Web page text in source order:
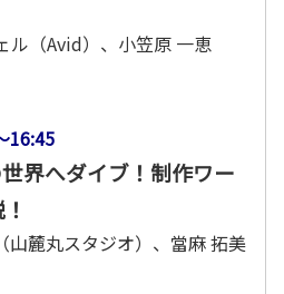
ル（Avid）、小笠原 一恵
16:45
界へダイブ！制作ワー
麓丸スタジオ）、當麻 拓美